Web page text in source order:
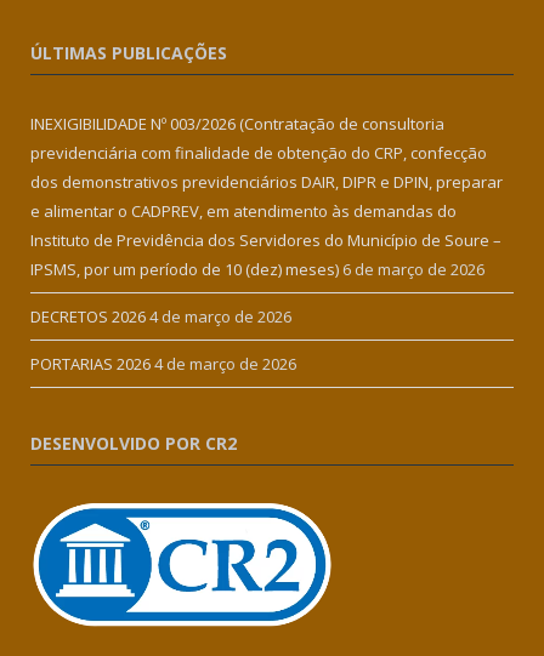
ÚLTIMAS PUBLICAÇÕES
INEXIGIBILIDADE Nº 003/2026 (Contratação de consultoria
previdenciária com finalidade de obtenção do CRP, confecção
dos demonstrativos previdenciários DAIR, DIPR e DPIN, preparar
e alimentar o CADPREV, em atendimento às demandas do
Instituto de Previdência dos Servidores do Município de Soure –
IPSMS, por um período de 10 (dez) meses) 6 de março de 2026
DECRETOS 20264 de março de 2026
PORTARIAS 20264 de março de 2026
DESENVOLVIDO POR CR2